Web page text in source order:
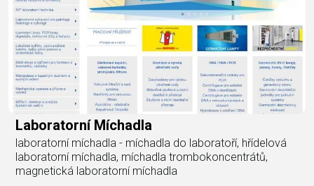
Laboratorní Míchadla
laboratorní míchadla - míchadla do laboratoří, hřídelová
laboratorní míchadla, míchadla trombokoncentrátů,
magnetická laboratorní míchadla